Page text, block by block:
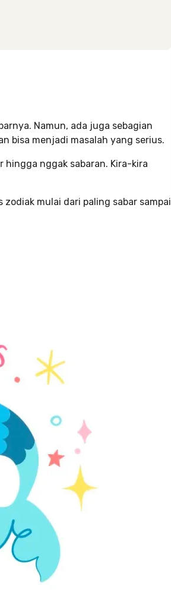
Namun, ada juga sebagian
bisa menjadi masalah yang serius.
nggak sabaran. Kira-kira
mulai dari paling sabar sampai